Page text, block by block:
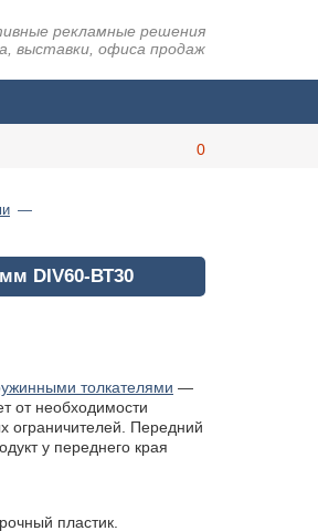
рекламные решения
выставки, офиса продаж
DIV60-ВТ30
толкателями —
от необходимости
ограничителей. Передний
у переднего края
пластик.